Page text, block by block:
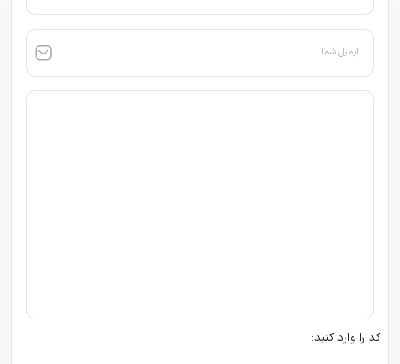
ایمیل شما
کد را وارد کنید: